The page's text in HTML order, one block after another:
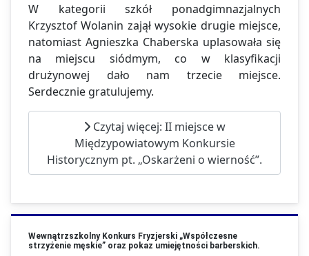
W kategorii szkół ponadgimnazjalnych
Krzysztof Wolanin zajął wysokie drugie miejsce,
natomiast Agnieszka Chaberska uplasowała się
na miejscu siódmym, co w klasyfikacji
drużynowej dało nam trzecie miejsce.
Serdecznie gratulujemy.
Czytaj więcej: II miejsce w
Międzypowiatowym Konkursie
Historycznym pt. „Oskarżeni o wierność”.
Wewnątrzszkolny Konkurs Fryzjerski „Współczesne
strzyżenie męskie” oraz pokaz umiejętności barberskich.